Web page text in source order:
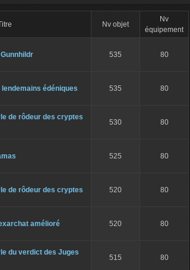
Nv objet
Nv
équipement
535 80
édéniques 535 80
de rôdeur des cryptes
530 80
525 80
de rôdeur des cryptes 520 80
amélioré 520 80
du verdict des Juges
515 80